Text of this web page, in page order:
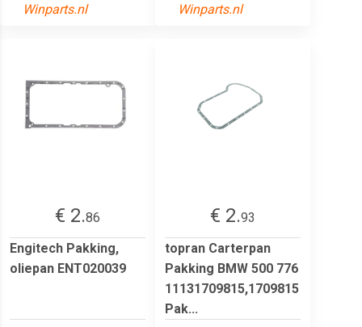
Winparts.nl
Winparts.nl
€ 2.86
Engitech Pakking,
oliepan ENT020039
€ 2.93
topran Carterpan
Pakking BMW 500 776
11131709815,1709815
Pak...